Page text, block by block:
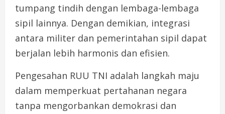
tumpang tindih dengan lembaga-lembaga
sipil lainnya. Dengan demikian, integrasi
antara militer dan pemerintahan sipil dapat
berjalan lebih harmonis dan efisien.
Pengesahan RUU TNI adalah langkah maju
dalam memperkuat pertahanan negara
tanpa mengorbankan demokrasi dan